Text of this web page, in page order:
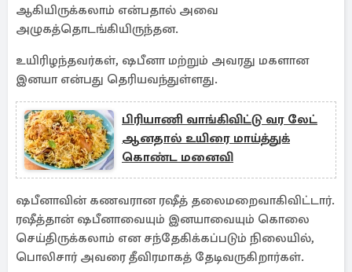
ஆகியிருக்கலாம் என்பதால் அவை
அழுகத்தொடங்கியிருந்தன.
உயிரிழந்தவர்கள், ஷபீனா மற்றும் அவரது மகளான
இனயா என்பது தெரியவந்துள்ளது.
பிரியாணி வாங்கிவிட்டு வர லேட்
ஆனதால் உயிரை மாய்த்துக்
கொண்ட மனைவி
ஷபீனாவின் கணவரான ரஷீத் தலைமறைவாகிவிட்டார்.
ரஷீத்தான் ஷபீனாவையும் இனயாவையும் கொலை
செய்திருக்கலாம் என சந்தேகிக்கப்படும் நிலையில்,
பொலிசார் அவரை தீவிரமாகத் தேடிவருகிறார்கள்.